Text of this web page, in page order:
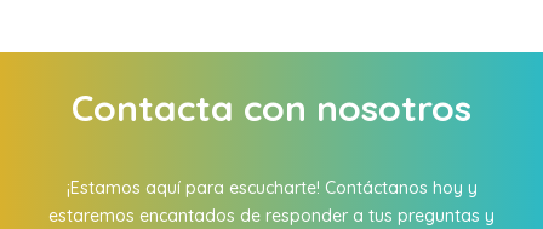
Contacta con nosotros
¡Estamos aquí para escucharte! Contáctanos hoy y
estaremos encantados de responder a tus preguntas y